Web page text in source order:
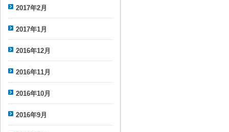
2017年2月
2017年1月
2016年12月
2016年11月
2016年10月
2016年9月